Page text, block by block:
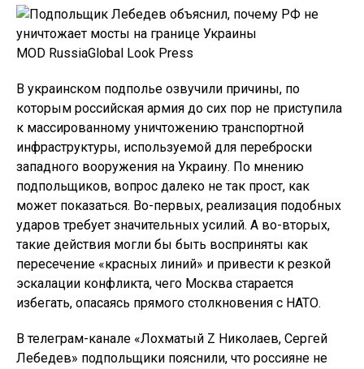
MOD RussiaGlobal Look Press
В украинском подполье озвучили причины, по
которым российская армия до сих пор не приступила
к массированному уничтожению транспортной
инфраструктуры, используемой для переброски
западного вооружения на Украину. По мнению
подпольщиков, вопрос далеко не так прост, как
может показаться. Во-первых, реализация подобных
ударов требует значительных усилий. А во-вторых,
такие действия могли бы быть восприняты как
пересечение «красных линий» и привести к резкой
эскалации конфликта, чего Москва старается
избегать, опасаясь прямого столкновения с НАТО.
В телеграм-канале «Лохматый Z Николаев, Сергей
Лебедев» подпольщики пояснили, что россияне не